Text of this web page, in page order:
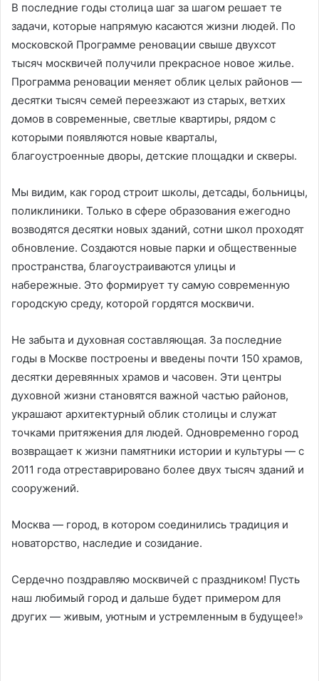
В последние годы столица шаг за шагом решает те
задачи, которые напрямую касаются жизни людей. По
московской Программе реновации свыше двухсот
тысяч москвичей получили прекрасное новое жилье.
Программа реновации меняет облик целых районов —
десятки тысяч семей переезжают из старых, ветхих
домов в современные, светлые квартиры, рядом с
которыми появляются новые кварталы,
благоустроенные дворы, детские площадки и скверы.
Мы видим, как город строит школы, детсады, больницы,
поликлиники. Только в сфере образования ежегодно
возводятся десятки новых зданий, сотни школ проходят
обновление. Создаются новые парки и общественные
пространства, благоустраиваются улицы и
набережные. Это формирует ту самую современную
городскую среду, которой гордятся москвичи.
Не забыта и духовная составляющая. За последние
годы в Москве построены и введены почти 150 храмов,
десятки деревянных храмов и часовен. Эти центры
духовной жизни становятся важной частью районов,
украшают архитектурный облик столицы и служат
точками притяжения для людей. Одновременно город
возвращает к жизни памятники истории и культуры — с
2011 года отреставрировано более двух тысяч зданий и
сооружений.
Москва — город, в котором соединились традиция и
новаторство, наследие и созидание.
Сердечно поздравляю москвичей с праздником! Пусть
наш любимый город и дальше будет примером для
других — живым, уютным и устремленным в будущее!»